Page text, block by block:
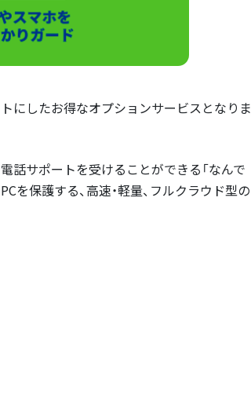
トにしたお得なオプションサービスとなりま
電話サポートを受けることができる「なんで
を保護する、高速・軽量、フルクラウド型の